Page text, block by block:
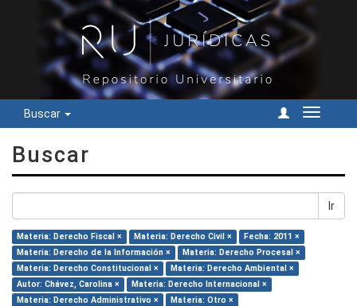
Buscar
Cambiar
Buscar
Ir
Materia: Derecho Fiscal × Materia: Derecho Civil ×
Fecha: 2011 ×
Materia: Derecho de la Información ×
Materia: Derecho Procesal ×
Materia: Derecho Constitucional ×
Materia: Derecho Ambiental ×
Autor: Chávez, Carolina ×
Materia: Derecho Internacional ×
Materia: Derecho Administrativo ×
Materia: Otro ×